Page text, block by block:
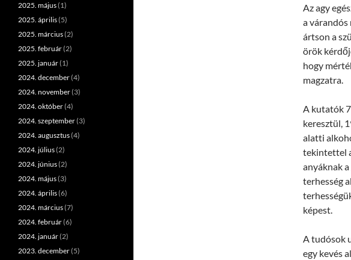
Az agy
a
ártson a
örök
hogy
magzatra.
A kutatók
keresztül,
alatti
tekintettel
anyáknak
terhesség
képest.
A tudósok
egy kevés
2025. május(1)
2025. április(5)
2025. március(2)
2025. február(2)
2025. január(1)
2024. december(4)
2024. november(3)
2024. október(4)
2024. szeptember(3)
2024. augusztus(4)
2024. július(2)
2024. június(2)
2024. május(3)
2024. április(6)
2024. március(7)
2024. február(6)
2024. január(2)
2023. december(5)